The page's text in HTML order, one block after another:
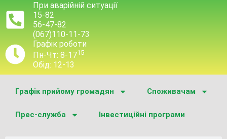
При аварійній ситуації
15-82
56-47-82
(067)110-11-73
Графік роботи
Пн-Чт: 8-1715
Обід: 12-13
Графік прийому громадян Споживачам
Прес-служба Інвестиційні програми